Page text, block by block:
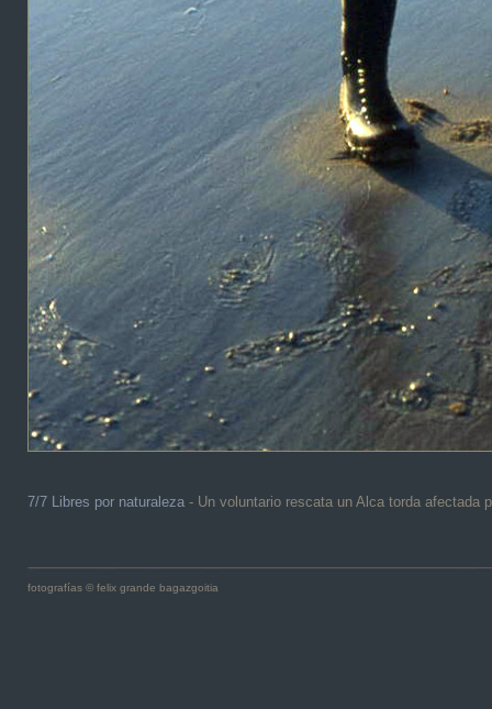
7/7 Libres por naturaleza - Un voluntario rescata un Alca torda afectada
fotografías © felix grande bagazgoitia